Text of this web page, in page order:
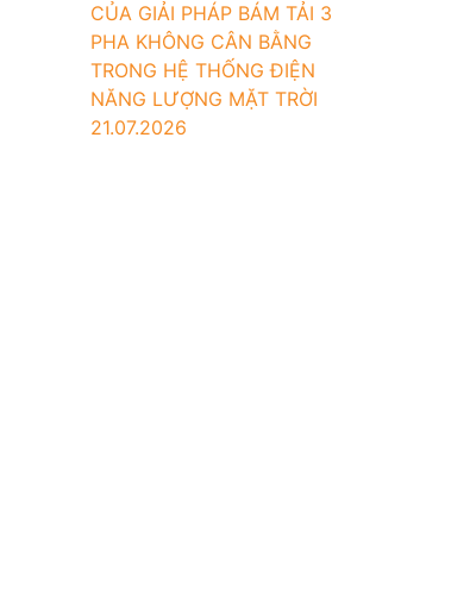
CỦA GIẢI PHÁP BÁM TẢI 3
PHA KHÔNG CÂN BẰNG
TRONG HỆ THỐNG ĐIỆN
NĂNG LƯỢNG MẶT TRỜI
21.07.2026